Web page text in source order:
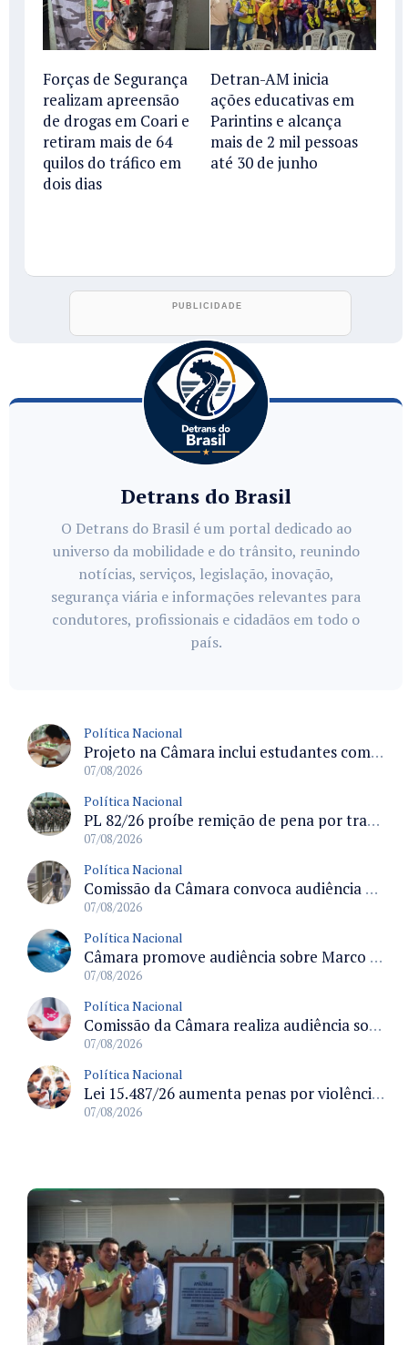
Forças de Segurança
realizam apreensão
de drogas em Coari e
retiram mais de 64
quilos do tráfico em
dois dias
Detran-AM inicia
ações educativas em
Parintins e alcança
mais de 2 mil pessoas
até 30 de junho
Detrans do Brasil
O Detrans do Brasil é um portal dedicado ao
universo da mobilidade e do trânsito, reunindo
notícias, serviços, legislação, inovação,
segurança viária e informações relevantes para
condutores, profissionais e cidadãos em todo o
país.
Política Nacional
Projeto na Câmara inclui estudantes com deficiência no regime escolar especial da LDB e estabelece critérios para frequência
07/08/2026
Política Nacional
PL 82/26 proíbe remição de pena por trabalho em funções militares para condenados por crimes contra o Estado Democrático de Direito
07/08/2026
Política Nacional
Comissão da Câmara convoca audiência para discutir misoginia nas escolas e universidades após divulgação de listas misóginas
07/08/2026
Política Nacional
Câmara promove audiência sobre Marco de Fomento à Economia Digital e impactos da inteligência artificial
07/08/2026
Política Nacional
Comissão da Câmara realiza audiência sobre apostas online para medir o tamanho do mercado ilegal
07/08/2026
Política Nacional
Lei 15.487/26 aumenta penas por violência sexual digital contra crianças e adolescentes e autoriza ronda virtual para investigação
07/08/2026